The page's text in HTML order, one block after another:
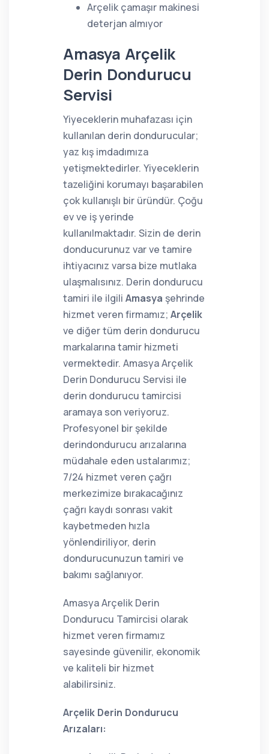
Arçelik çamaşır makinesi
deterjan almıyor
Amasya Arçelik
Derin Dondurucu
Servisi
Yiyeceklerin muhafazası için
kullanılan derin dondurucular;
yaz kış imdadımıza
yetişmektedirler. Yiyeceklerin
tazeliğini korumayı başarabilen
çok kullanışlı bir üründür. Çoğu
ev ve iş yerinde
kullanılmaktadır. Sizin de derin
donducurunuz var ve tamire
ihtiyacınız varsa bize mutlaka
ulaşmalısınız. Derin dondurucu
tamiri ile ilgili Amasya şehrinde
hizmet veren firmamız; Arçelik
ve diğer tüm derin dondurucu
markalarına tamir hizmeti
vermektedir. Amasya Arçelik
Derin Dondurucu Servisi ile
derin dondurucu tamircisi
aramaya son veriyoruz.
Profesyonel bir şekilde
derindondurucu arızalarına
müdahale eden ustalarımız;
7/24 hizmet veren çağrı
merkezimize bırakacağınız
çağrı kaydı sonrası vakit
kaybetmeden hızla
yönlendiriliyor, derin
dondurucunuzun tamiri ve
bakımı sağlanıyor.
Amasya Arçelik Derin
Dondurucu Tamircisi olarak
hizmet veren firmamız
sayesinde güvenilir, ekonomik
ve kaliteli bir hizmet
alabilirsiniz.
Arçelik Derin Dondurucu
Arızaları: